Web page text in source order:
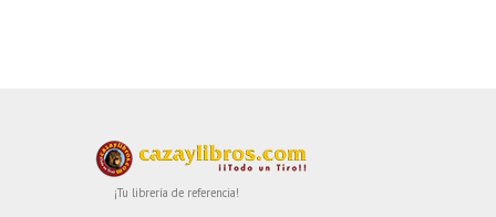
¡Tu librería de referencia!